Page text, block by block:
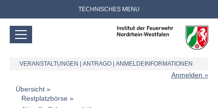
TECHNISCHES MENU
VERANSTALTUNGEN ANTRAGO ANMELDEINFORMATIONEN
Anmelden
Übersicht
Restplatzbörse